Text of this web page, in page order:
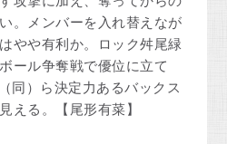
。メンバーを入れ替えなが
やや有利か。ロック舛尾緑
ール争奪戦で優位に立て
同）ら決定力あるバックス
える。【尾形有菜】